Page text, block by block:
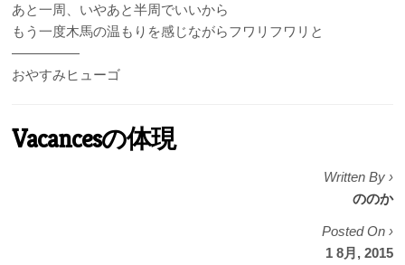
あと一周、いやあと半周でいいから
もう一度木馬の温もりを感じながらフワリフワリと
—————
おやすみヒューゴ
Vacancesの体現
Written By ›
ののか
Posted On ›
1 8月, 2015